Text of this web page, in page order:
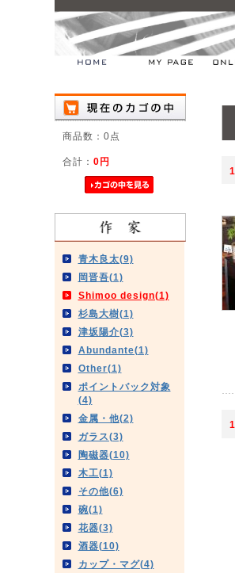
商品数：0点
合計： 0円
青木良太(9)
岡晋吾(1)
Shimoo design(1)
杉島大樹(1)
津坂陽介(3)
Abundante(1)
Other(1)
ポイントバック対象
(4)
金属・他(2)
ガラス(3)
陶磁器(10)
木工(1)
その他(6)
碗(1)
花器(3)
酒器(10)
カップ・マグ(4)
1
1